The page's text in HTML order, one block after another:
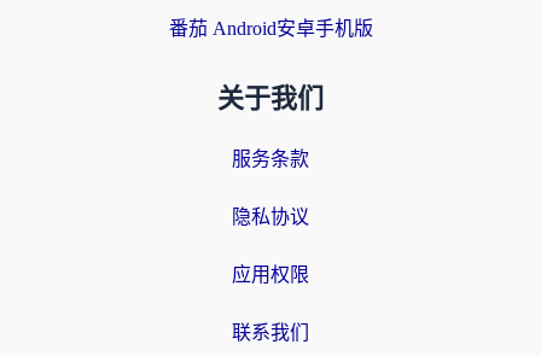
番茄 Android安卓手机版
关于我们
服务条款
隐私协议
应用权限
联系我们